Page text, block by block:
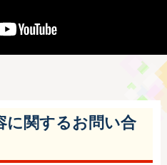
に関するお問い合